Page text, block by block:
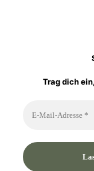
Trag dich